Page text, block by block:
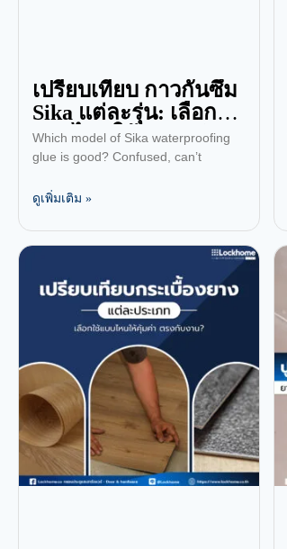
เปรียบเทียบ กาวกันซึม
Sika แต่ละรุ่น: เลือก
แบบไหนให้เหมาะกับ
งานก่อสร้าง?
Which model of Sika waterproofing
glue is good? Confused, can’t
ดูเพิ่มเติม »